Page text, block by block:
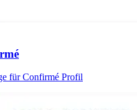
für Confirmé Profil